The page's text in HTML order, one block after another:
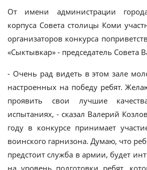
От имени администрации
корпуса Совета столицы Коми
организаторов конкурса
«Сыктывкар» - председатель Совета
- Очень рад видеть в этом зале
настроенных на победу ребят.
проявить свои лучшие
испытаниях, - сказал Валерий
году в конкурсе принимает
воинского гарнизона. Думаю, что
предстоит служба в армии, будет
на уровень подготовки ребят,